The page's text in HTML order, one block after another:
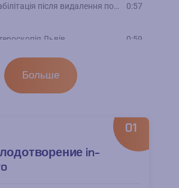
Реабілітація після видалення поліпа матки 0:57
Львів 0:59
Больше
01
in-